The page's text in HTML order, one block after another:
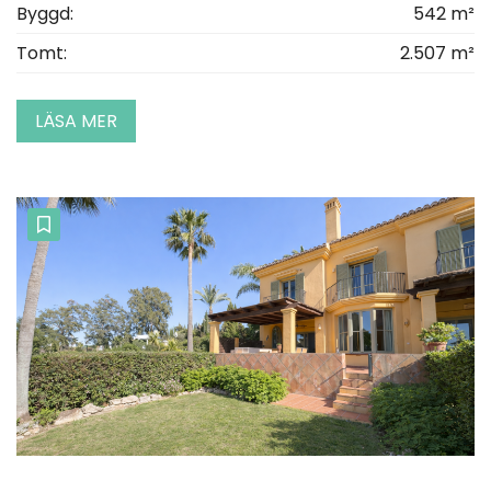
Byggd:
542 m²
Tomt:
2.507 m²
LÄSA MER